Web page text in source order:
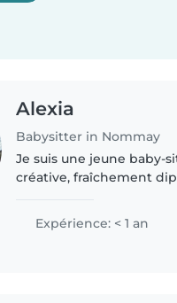
Alexia
Babysitter in Nommay
Je suis une jeune baby-
créative, fraîchement
français, anglais,..
Expérience: < 1 an